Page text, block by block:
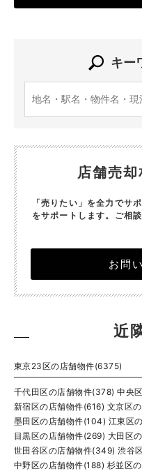
キー
店舗売却
「売りたい」を全力でサ
をサポートします。 ご相
お問
近
東京23区の店舗物件(6375)
千代田区の店舗物件(378) 中央
新宿区の店舗物件(616) 文京区
墨田区の店舗物件(104) 江東区
目黒区の店舗物件(269) 大田区
世田谷区の店舗物件(349) 渋谷
中野区の店舗物件(188) 杉並区